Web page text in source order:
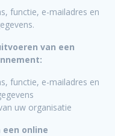
functie, e-mailadres en
van een
functie, e-mailadres en
uw organisatie
online